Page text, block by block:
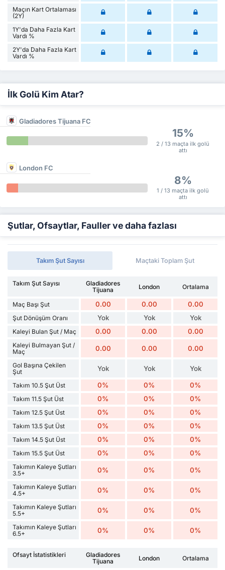
Maçın Kart Ortalaması
(2Y)
1Y'da Daha Fazla Kart
Vardı %
2Y'da Daha Fazla Kart
Vardı %
İlk Golü Kim Atar?
Gladiadores Tijuana FC
15%
2 / 13 maçta ilk golü
attı
London FC
8%
1 / 13 maçta ilk golü
attı
Şutlar, Ofsaytlar, Fauller ve daha fazlası
Takım Şut Sayısı Maçtaki Toplam Şut
Takım Şut Sayısı
Gladiadores
Tijuana
London Ortalama
Maç Başı Şut 0.00 0.00 0.00
Şut Dönüşüm Oranı Yok Yok Yok
Kaleyi Bulan Şut / Maç 0.00 0.00 0.00
Kaleyi Bulmayan Şut /
Maç
0.00 0.00 0.00
Gol Başına Çekilen
Şut
Yok Yok Yok
Takım 10.5 Şut Üst 0% 0% 0%
Takım 11.5 Şut Üst 0% 0% 0%
Takım 12.5 Şut Üst 0% 0% 0%
Takım 13.5 Şut Üst 0% 0% 0%
Takım 14.5 Şut Üst 0% 0% 0%
Takım 15.5 Şut Üst 0% 0% 0%
Takımın Kaleye Şutları
3.5+
0% 0% 0%
Takımın Kaleye Şutları
4.5+
0% 0% 0%
Takımın Kaleye Şutları
5.5+
0% 0% 0%
Takımın Kaleye Şutları
6.5+
0% 0% 0%
Ofsayt İstatistikleri
Gladiadores
Tijuana
London Ortalama